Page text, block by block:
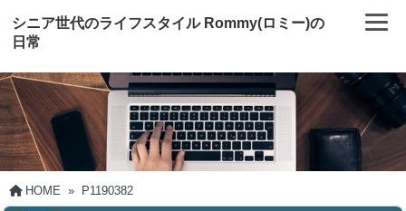
シニア世代のライフスタイル Rommy(ロミー)の
日常
HOME » P1190382